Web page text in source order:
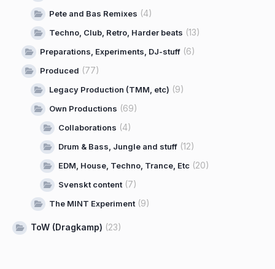
Pete and Bas Remixes (4)
Techno, Club, Retro, Harder beats (13)
Preparations, Experiments, DJ-stuff (6)
Produced (77)
Legacy Production (TMM, etc) (9)
Own Productions (69)
Collaborations (4)
Drum & Bass, Jungle and stuff (12)
EDM, House, Techno, Trance, Etc (20)
Svenskt content (7)
The MINT Experiment (9)
ToW (Dragkamp) (23)